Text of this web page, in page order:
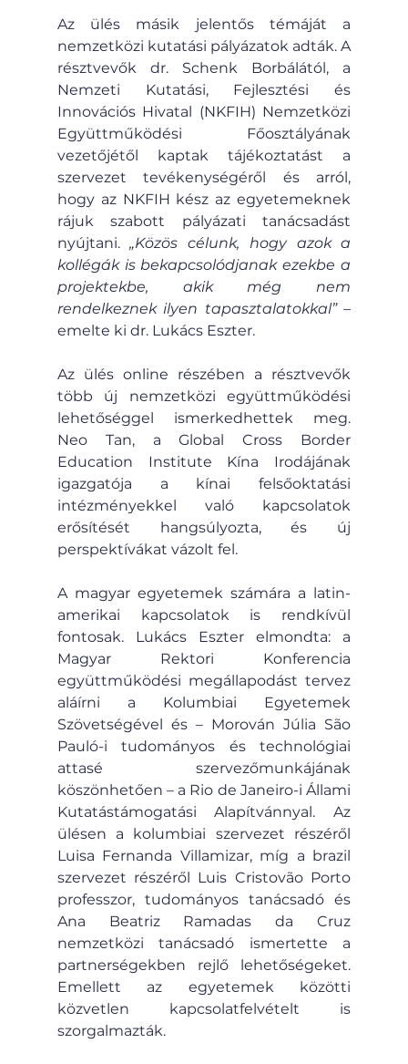
Az ülés másik jelentős témáját a
nemzetközi kutatási pályázatok adták. A
résztvevők dr. Schenk Borbálától, a
Nemzeti Kutatási, Fejlesztési és
Innovációs Hivatal (NKFIH) Nemzetközi
Együttműködési Főosztályának
vezetőjétől kaptak tájékoztatást a
szervezet tevékenységéről és arról,
hogy az NKFIH kész az egyetemeknek
rájuk szabott pályázati tanácsadást
nyújtani. „Közös célunk, hogy azok a
kollégák is bekapcsolódjanak ezekbe a
projektekbe, akik még nem
rendelkeznek ilyen tapasztalatokkal” –
emelte ki dr. Lukács Eszter.
Az ülés online részében a résztvevők
több új nemzetközi együttműködési
lehetőséggel ismerkedhettek meg.
Neo Tan, a Global Cross Border
Education Institute Kína Irodájának
igazgatója a kínai felsőoktatási
intézményekkel való kapcsolatok
erősítését hangsúlyozta, és új
perspektívákat vázolt fel.
A magyar egyetemek számára a latin-
amerikai kapcsolatok is rendkívül
fontosak. Lukács Eszter elmondta: a
Magyar Rektori Konferencia
együttműködési megállapodást tervez
aláírni a Kolumbiai Egyetemek
Szövetségével és – Morován Júlia São
Pauló-i tudományos és technológiai
attasé szervezőmunkájának
köszönhetően – a Rio de Janeiro-i Állami
Kutatástámogatási Alapítvánnyal. Az
ülésen a kolumbiai szervezet részéről
Luisa Fernanda Villamizar, míg a brazil
szervezet részéről Luis Cristovão Porto
professzor, tudományos tanácsadó és
Ana Beatriz Ramadas da Cruz
nemzetközi tanácsadó ismertette a
partnerségekben rejlő lehetőségeket.
Emellett az egyetemek közötti
közvetlen kapcsolatfelvételt is
szorgalmazták.